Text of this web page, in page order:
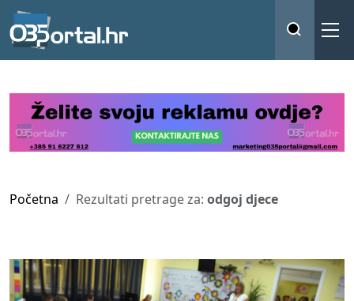
Početna Rezultati pretrage za: odgoj djece